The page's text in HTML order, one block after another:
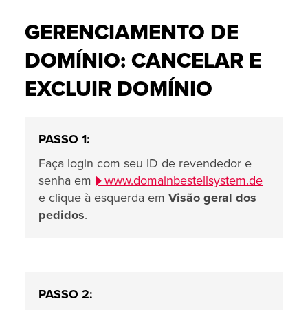
GERENCIAMENTO DE
DOMÍNIO: CANCELAR E
EXCLUIR DOMÍNIO
PASSO 1:
Faça login com seu ID de revendedor e
senha em
www.domainbestellsystem.de
e clique à esquerda em Visão geral dos
pedidos.
PASSO 2: